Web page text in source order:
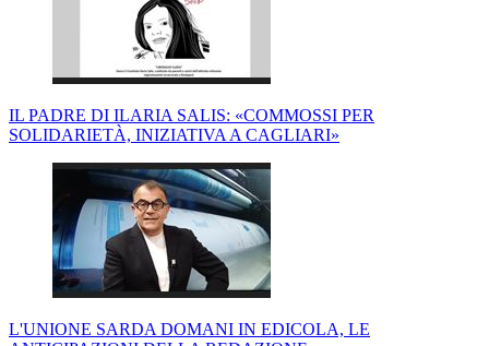
IL PADRE DI ILARIA SALIS: «COMMOSSI PER
SOLIDARIETÀ, INIZIATIVA A CAGLIARI»
L'UNIONE SARDA DOMANI IN EDICOLA, LE